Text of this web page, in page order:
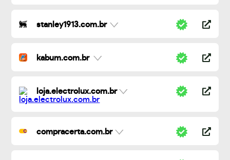
stanley1913.com.br
kabum.com.br
loja.electrolux.com.br
compracerta.com.br